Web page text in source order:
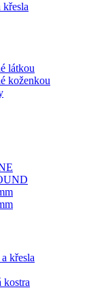
křesla
látkou
koženkou
křesla
kostra